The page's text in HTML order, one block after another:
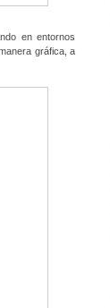
en entornos
gráfica, a